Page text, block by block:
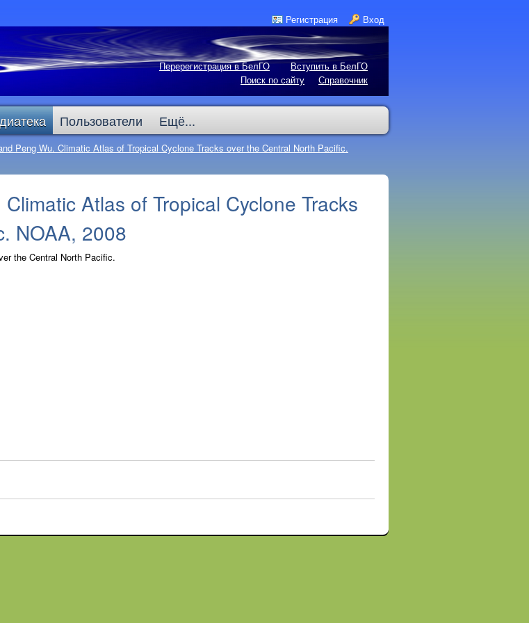
Регистрация Вход
Перерегистрация в БелГО
Вступить в БелГО
Поиск по сайту
Справочник
Пользователи Ещё...
Peng Wu. Climatic Atlas of Tropical Cyclone Tracks over the Central North Pacific.
Atlas of Tropical Cyclone Tracks
NOAA, 2008
the Central North Pacific.